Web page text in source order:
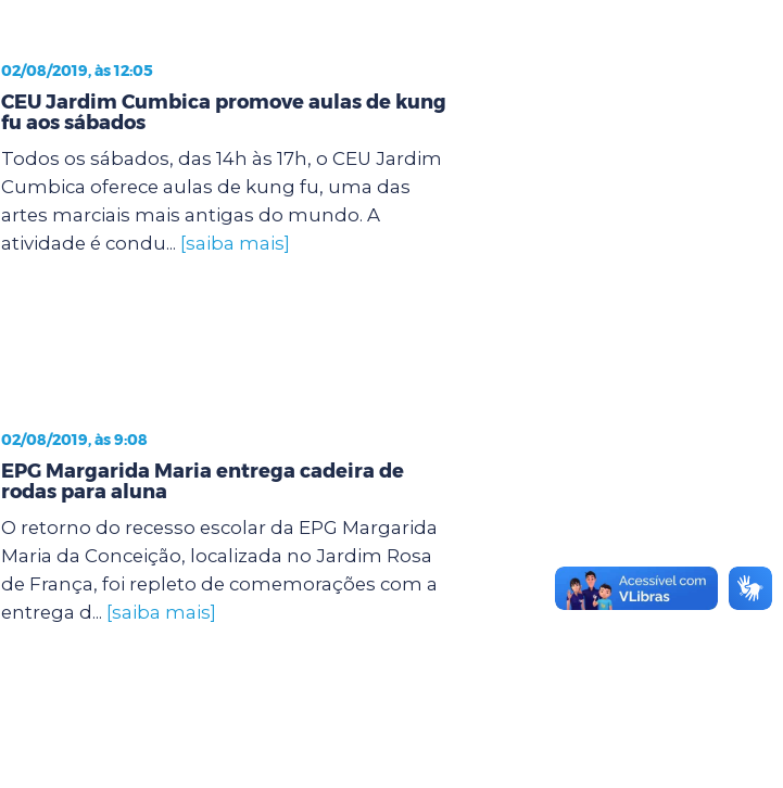
02/08/2019, às 12:05
CEU Jardim Cumbica promove aulas de kung
fu aos sábados
Todos os sábados, das 14h às 17h, o CEU Jardim
Cumbica oferece aulas de kung fu, uma das
artes marciais mais antigas do mundo. A
atividade é condu... [saiba mais]
02/08/2019, às 9:08
EPG Margarida Maria entrega cadeira de
rodas para aluna
O retorno do recesso escolar da EPG Margarida
Maria da Conceição, localizada no Jardim Rosa
de França, foi repleto de comemorações com a
entrega d... [saiba mais]